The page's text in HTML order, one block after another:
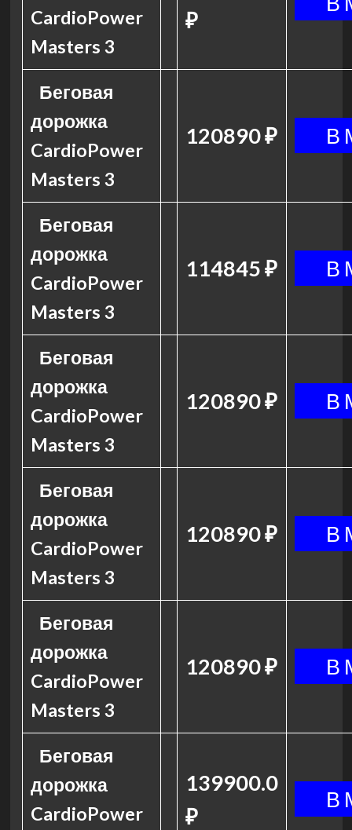
CardioPower
Masters 3
₽
Беговая
дорожка
CardioPower
Masters 3
120890 ₽
Беговая
дорожка
CardioPower
Masters 3
114845 ₽
Беговая
дорожка
CardioPower
Masters 3
120890 ₽
Беговая
дорожка
CardioPower
Masters 3
120890 ₽
Беговая
дорожка
CardioPower
Masters 3
120890 ₽
Беговая
дорожка
CardioPower
139900.0
₽